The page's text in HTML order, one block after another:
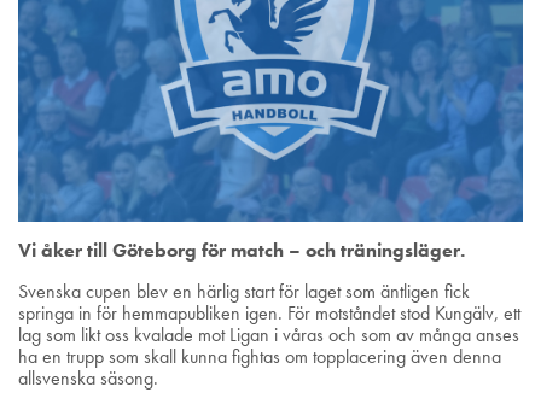
Vi åker till Göteborg för match – och träningsläger.
Svenska cupen blev en härlig start för laget som äntligen fick
springa in för hemmapubliken igen. För motståndet stod Kungälv, ett
lag som likt oss kvalade mot Ligan i våras och som av många anses
ha en trupp som skall kunna fightas om topplacering även denna
allsvenska säsong.